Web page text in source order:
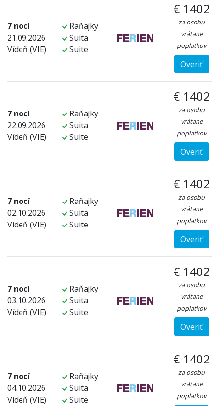
7 nocí
21.09.2026
Vídeň (VIE)
Raňajky
Suita
Suite
€ 1402
za osobu
vrátane
poplatkov
Overiť
7 nocí
22.09.2026
Vídeň (VIE)
Raňajky
Suita
Suite
€ 1402
za osobu
vrátane
poplatkov
Overiť
7 nocí
02.10.2026
Vídeň (VIE)
Raňajky
Suita
Suite
€ 1402
za osobu
vrátane
poplatkov
Overiť
7 nocí
03.10.2026
Vídeň (VIE)
Raňajky
Suita
Suite
€ 1402
za osobu
vrátane
poplatkov
Overiť
7 nocí
04.10.2026
Vídeň (VIE)
Raňajky
Suita
Suite
€ 1402
za osobu
vrátane
poplatkov